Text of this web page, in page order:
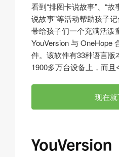
看到“排图卡说故事”、“故
说故事”等活动帮助孩子
带给孩子们一个充满活泼
YouVersion 与 OneHope
件。该软件有33种语言
1900多万台设备上，而且
现在